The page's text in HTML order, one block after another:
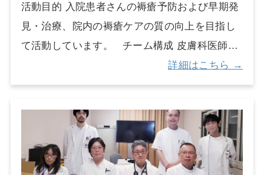
手術数があることに加え研修を受けた医師と看
護師が在籍しストーマ外来を開設していること
が条件です。チームの運営は皮膚・排泄ケア認
定看護師が中心となり、退院後もストーマを保
有した生活の不安を軽減できるように、病棟と
外来の連携をはかり継続看護の実践に取り組ん
でいます。
活動目的 入院患者さんの褥瘡予防および早期発
見・治療、院内の褥瘡ケアの質の向上を目指し
て活動しています。 チーム構成 皮膚科医師、
皮膚・排泄ケア認定看護師（褥瘡専従管理
者）、管理栄養士、薬剤師、病棟看護師、看護
ています。 活動内容 当院は高度急性期病院の
ため褥瘡発生リスクの高い患者さんが多く入院
しています。褥瘡専従管理者は褥瘡予防・管理
詳細はこちら →